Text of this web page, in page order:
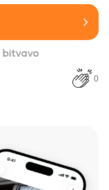
0